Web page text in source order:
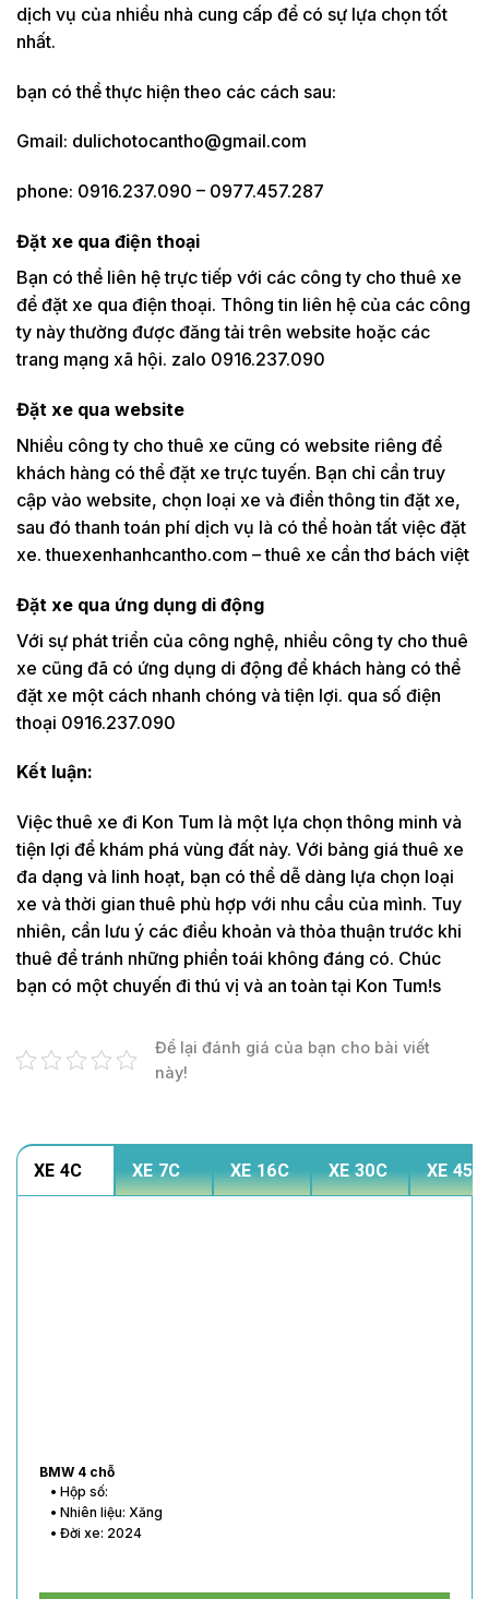
dịch vụ của nhiều nhà cung cấp để có sự lựa chọn tốt
nhất.
bạn có thể thực hiện theo các cách sau:
Gmail: dulichotocantho@gmail.com
phone: 0916.237.090 – 0977.457.287
Đặt xe qua điện thoại
Bạn có thể liên hệ trực tiếp với các công ty cho thuê xe
để đặt xe qua điện thoại. Thông tin liên hệ của các công
ty này thường được đăng tải trên website hoặc các
trang mạng xã hội. zalo 0916.237.090
Đặt xe qua website
Nhiều công ty cho thuê xe cũng có website riêng để
khách hàng có thể đặt xe trực tuyến. Bạn chỉ cần truy
cập vào website, chọn loại xe và điền thông tin đặt xe,
sau đó thanh toán phí dịch vụ là có thể hoàn tất việc đặt
xe. thuexenhanhcantho.com – thuê xe cần thơ bách việt
Đặt xe qua ứng dụng di động
Với sự phát triển của công nghệ, nhiều công ty cho thuê
xe cũng đã có ứng dụng di động để khách hàng có thể
đặt xe một cách nhanh chóng và tiện lợi. qua số điện
thoại 0916.237.090
Kết luận:
Việc thuê xe đi Kon Tum là một lựa chọn thông minh và
tiện lợi để khám phá vùng đất này. Với bảng giá thuê xe
đa dạng và linh hoạt, bạn có thể dễ dàng lựa chọn loại
xe và thời gian thuê phù hợp với nhu cầu của mình. Tuy
nhiên, cần lưu ý các điều khoản và thỏa thuận trước khi
thuê để tránh những phiền toái không đáng có. Chúc
bạn có một chuyến đi thú vị và an toàn tại Kon Tum!s
Để lại đánh giá của bạn cho bài viết
này!
XE 4C XE 7C XE 16C XE 30C XE 45C
BMW 4 chỗ
• Hộp số:
• Nhiên liệu: Xăng
• Đời xe: 2024